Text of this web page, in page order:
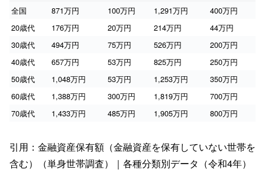
全国
871万円 100万円 1,291万円
400万円
20歳代
176万円 20万円 214万円
44万円
30歳代
494万円 75万円 526万円
200万円
40歳代
657万円 53万円 825万円
250万円
50歳代
1,048万円 53万円 1,253万円
350万円
60歳代
1,388万円 300万円 1,819万円
700万円
70歳代
1,433万円 485万円 1,905万円 800万円
引用：金融資産保有額（金融資産を保有していない世帯を
含む）（単身世帯調査）｜各種分類別データ（令和4年）